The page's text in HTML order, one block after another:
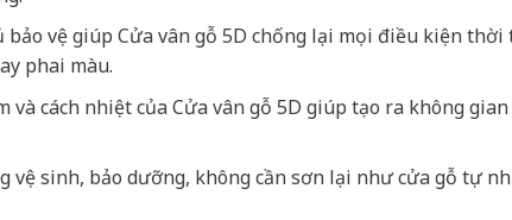
bảo vệ giúp Cửa vân gỗ 5D chống lại mọi điều kiện thời
phai màu.
và cách nhiệt của Cửa vân gỗ 5D giúp tạo ra không
vệ sinh, bảo dưỡng, không cần sơn lại như cửa gỗ tự